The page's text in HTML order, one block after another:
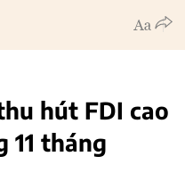
hút FDI cao
11 tháng